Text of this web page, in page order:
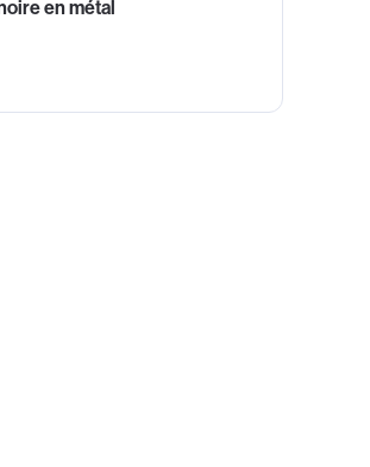
en métal